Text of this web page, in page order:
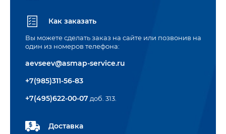
Как заказать
Вы можете сделать заказ на сайте или позвонив на
один из номеров телефона:
aevseev@asmap-service.ru
+7(985)311-56-83
+7(495)622-00-07 доб. 313.
Доставка